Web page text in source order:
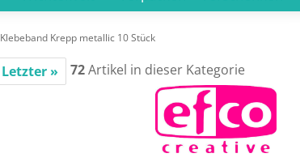
Klebeband Krepp metallic 10 Stück
Letzter » 72Artikel in dieser Kategorie